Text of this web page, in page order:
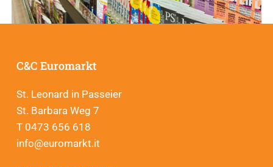
C&C Euromarkt
St. Leonard in Passeier
St. Barbara Weg 7
T 0473 656 618
info@euromarkt.it